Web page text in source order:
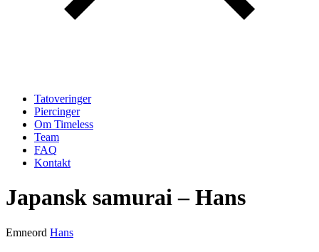
Tatoveringer
Piercinger
Om Timeless
Team
FAQ
Kontakt
Japansk samurai – Hans
Emneord Hans